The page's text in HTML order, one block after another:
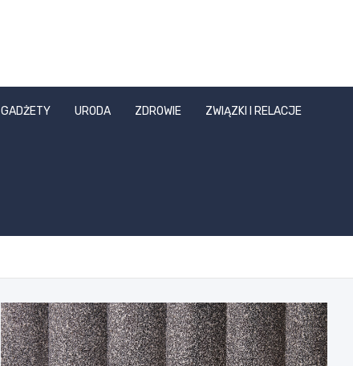
URODA ZDROWIE ZWIĄZKI I RELACJE